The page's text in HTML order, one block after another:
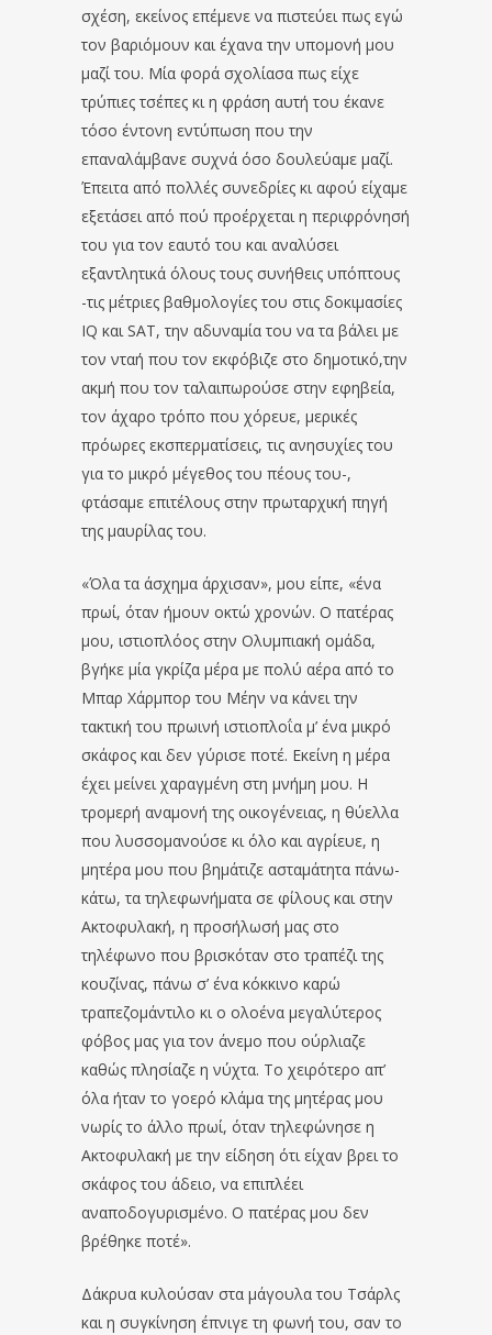
σχέση, εκείνος επέμενε να πιστεύει πως εγώ
τον βαριόμουν και έχανα την υπομονή μου
μαζί του. Μία φορά σχολίασα πως είχε
τρύπιες τσέπες κι η φράση αυτή του έκανε
τόσο έντονη εντύπωση που την
επαναλάμβανε συχνά όσο δουλεύαμε μαζί.
Έπειτα από πολλές συνεδρίες κι αφού είχαμε
εξετάσει από πού προέρχεται η περιφρόνησή
του για τον εαυτό του και αναλύσει
εξαντλητικά όλους τους συνήθεις υπόπτους
-τις μέτριες βαθμολογίες του στις δοκιμασίες
IQ και SAT, την αδυναμία του να τα βάλει με
τον νταή που τον εκφόβιζε στο δημοτικό,την
ακμή που τον ταλαιπωρούσε στην εφηβεία,
τον άχαρο τρόπο που χόρευε, μερικές
πρόωρες εκσπερματίσεις, τις ανησυχίες του
για το μικρό μέγεθος του πέους του-,
φτάσαμε επιτέλους στην πρωταρχική πηγή
της μαυρίλας του.
«Όλα τα άσχημα άρχισαν», μου είπε, «ένα
πρωί, όταν ήμουν οκτώ χρονών. Ο πατέρας
μου, ιστιοπλόος στην Ολυμπιακή ομάδα,
βγήκε μία γκρίζα μέρα με πολύ αέρα από το
Μπαρ Χάρμπορ του Μέην να κάνει την
τακτική του πρωινή ιστιοπλοΐα μ’ ένα μικρό
σκάφος και δεν γύρισε ποτέ. Εκείνη η μέρα
έχει μείνει χαραγμένη στη μνήμη μου. Η
τρομερή αναμονή της οικογένειας, η θύελλα
που λυσσομανούσε κι όλο και αγρίευε, η
μητέρα μου που βημάτιζε ασταμάτητα πάνω-
κάτω, τα τηλεφωνήματα σε φίλους και στην
Ακτοφυλακή, η προσήλωσή μας στο
τηλέφωνο που βρισκόταν στο τραπέζι της
κουζίνας, πάνω σ’ ένα κόκκινο καρώ
τραπεζομάντιλο κι ο ολοένα μεγαλύτερος
φόβος μας για τον άνεμο που ούρλιαζε
καθώς πλησίαζε η νύχτα. Το χειρότερο απ’
όλα ήταν το γοερό κλάμα της μητέρας μου
νωρίς το άλλο πρωί, όταν τηλεφώνησε η
Ακτοφυλακή με την είδηση ότι είχαν βρει το
σκάφος του άδειο, να επιπλέει
αναποδογυρισμένο. Ο πατέρας μου δεν
βρέθηκε ποτέ».
Δάκρυα κυλούσαν στα μάγουλα του Τσάρλς
και η συγκίνηση έπνιγε τη φωνή του, σαν το